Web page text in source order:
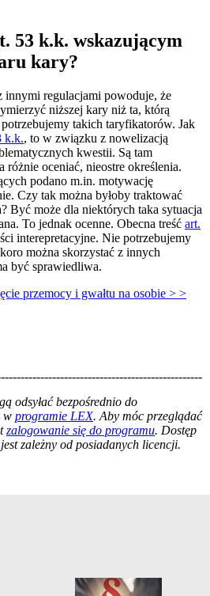
53 k.k. wskazującym
kary?
innymi regulacjami powoduje, że
niższej kary niż ta, którą
takich taryfikatorów. Jak
k.k., to w związku z nowelizacją
kwestii. Są tam
różnie oceniać, nieostre określenia.
podano m.in. motywację
Czy tak można byłoby traktować
Być może dla niektórych taka sytuacja
To jednak ocenne. Obecna treść art.
interepretacyjne. Nie potrzebujemy
można skorzystać z innych
być sprawiedliwa.
przemocy i gwałtu na osobie > >
odsyłać bezpośrednio do
w programie LEX. Aby móc przeglądać
zalogowanie się do programu. Dostęp
zależny od posiadanych licencji.